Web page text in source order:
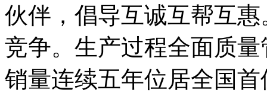
伙伴，倡导互诚互帮互
竞争。生产过程全面质
销量连续五年位居全国